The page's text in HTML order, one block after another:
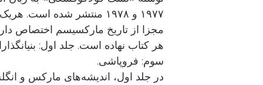
۱۹۷۷ و ۱۹۷۸ منتشر شده
مجزا از تاریخ مارکسیسم اختصاص
هر کتاب نهاده است. جلد اول:
سوم: فروپاشی.
در جلد اول، اندیشه‌های مارکس و